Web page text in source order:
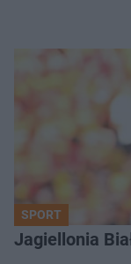
SPORT
Jagiellonia